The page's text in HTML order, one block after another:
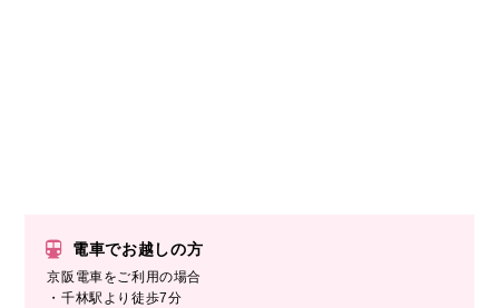
電車でお越しの方
京阪電車をご利用の場合
・千林駅より徒歩7分